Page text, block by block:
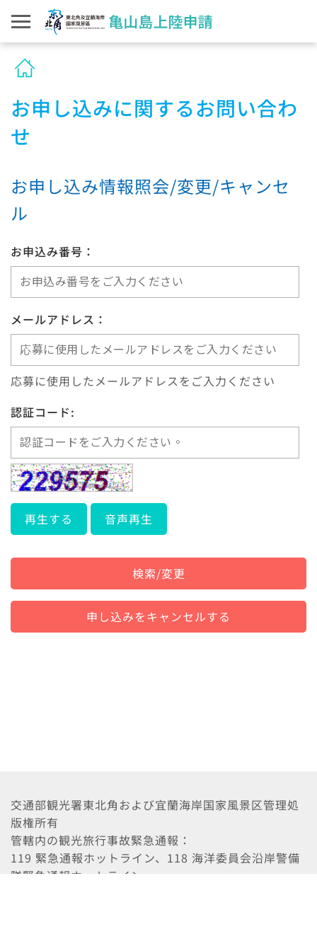
お申し込みに関するお問い合わ
せ
お申し込み情報照会/変更/キャンセ
ル
お申込み番号：
メールアドレス：
応募に使用したメールアドレスをご入力ください
認証コード:
再生する 音声再生
検索/変更
申し込みをキャンセルする
交通部観光署東北角および宜蘭海岸国家風景区管理処
版権所有
管轄内の観光旅行事故緊急通報：
119 緊急通報ホットライン、118 海洋委員会沿岸警備
隊緊急通報ホットライン